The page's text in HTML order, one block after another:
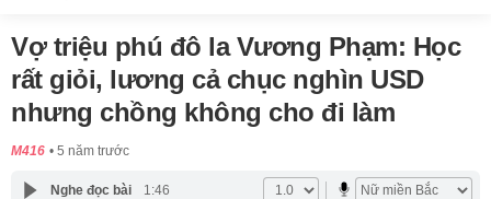
Vợ triệu phú đô la Vương Phạm: Học
rất giỏi, lương cả chục nghìn USD
nhưng chồng không cho đi làm
M416 5 năm trước
Nghe đọc bài 1:46